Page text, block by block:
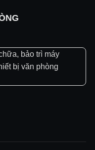
bảo trì máy
bị văn phòng